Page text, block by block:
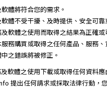
體將符合您的需求。
體不受干擾、及時提供、安全可靠
軟體之使用而取得之結果為正確或
務購買或取得之任何產品、服務
之錯誤將被修正。
軟體之使用下載或取得任何資料
提出任何請求或採取法律行動，